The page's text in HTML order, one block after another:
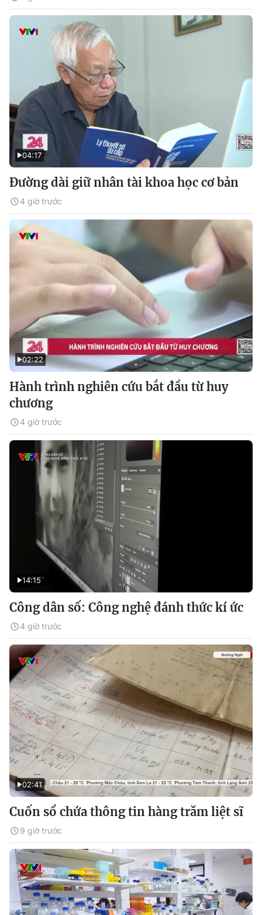
04:17
Đường dài giữ nhân tài khoa học cơ bản
4 giờ trước
02:22
Hành trình nghiên cứu bắt đầu từ huy
chương
4 giờ trước
14:15
Công dân số: Công nghệ đánh thức kí ức
4 giờ trước
02:41
Cuốn sổ chứa thông tin hàng trăm liệt sĩ
9 giờ trước